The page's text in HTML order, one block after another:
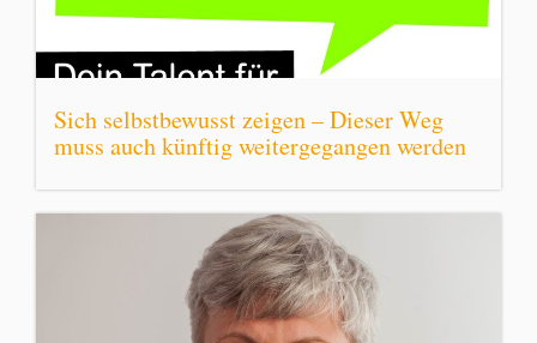
Sich selbstbewusst zeigen – Dieser Weg
muss auch künftig weitergegangen werden